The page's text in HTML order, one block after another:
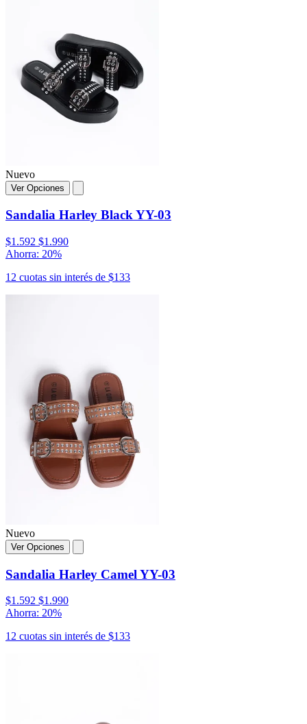
Nuevo
Ver Opciones
Sandalia Harley Black YY-03
$1.592 $1.990
Ahorra: 20%
12 cuotas sin interés de $133
Nuevo
Ver Opciones
Sandalia Harley Camel YY-03
$1.592 $1.990
Ahorra: 20%
12 cuotas sin interés de $133